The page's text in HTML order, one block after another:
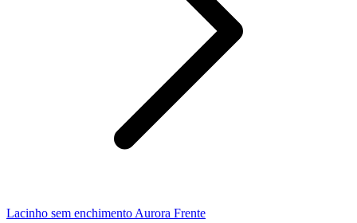
Lacinho sem enchimento Aurora Frente